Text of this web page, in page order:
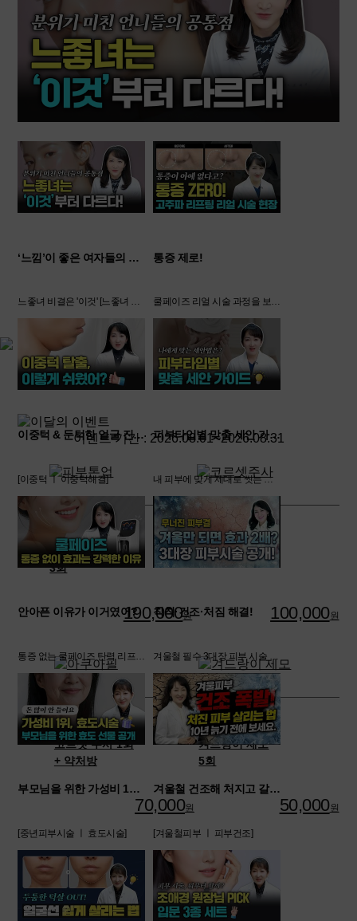
‘느낌’이 좋은 여자들의 공통점!
느좋녀 비결은 '이것' [느좋녀 ㅣ 느좋녀비결]
통증 제로!
쿨페이즈 리얼 시술 과정을 보여드립니다 [쿨페이즈 ㅣ 고주파리프팅]
이중턱 & 둔턱한 얼굴 진짜 쉽게 해결하는법 이거였어?
[이중턱 ㅣ 이중턱해결]
피부타입별 맞춤 세안 가이드
내 피부에 맞게 제대로 씻는 법 [세안방법 ㅣ 피부타입별세안]
안아픈 이유가 이거였어? 칙칙·건조·처짐 해결!
부모님을 위한 가성비 1순위 효도 시술 공개
[중년피부시술 ㅣ 효도시술]
겨울철 건조해 처지고 갈라지는 피부 살리기
[겨울철피부 ㅣ 피부건조]
이벤트 기간 : 2026.08.01~2026.08.31
LDM 보습 관리
3회
190,000원
브이올렛 주사
100,000원
코르셋 주사 1회
+ 약처방
70,000원
겨드랑이 제모
5회
50,000원